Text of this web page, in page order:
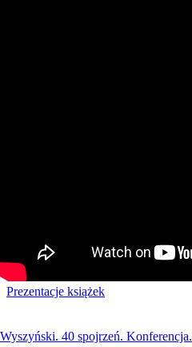
Prezentacje książek
Wyszyński. 40 spojrzeń. Konferencja.